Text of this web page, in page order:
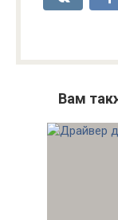
Вам